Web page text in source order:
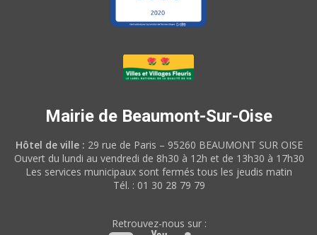
Mairie de Beaumont-Sur-Oise
Hôtel de ville : 29 rue de Paris – 95260 BEAUMONT SUR OISE
Ouvert du lundi au vendredi de 8h30 à 12h et de 13h30 à 17h30
Les services municipaux sont fermés tous les jeudis matin
Tél. : 01 30 28 79 79
Retrouvez-nous sur :